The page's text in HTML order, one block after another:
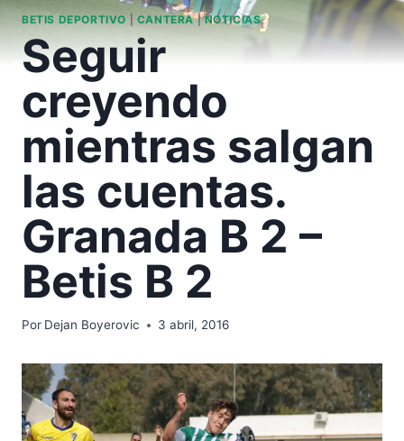
BETIS DEPORTIVO| CANTERA|NOTICIAS
Seguir
creyendo
mientras salgan
las cuentas.
Granada B 2 –
Betis B 2
Por Dejan Boyerovic 3 abril, 2016